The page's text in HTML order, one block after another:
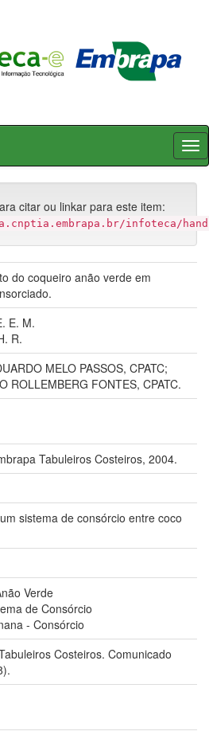
citar ou linkar para este item:
infoteca/
do coqueiro anão verde em
E. M.
R.
MELO PASSOS, CPATC;
ROLLEMBERG FONTES, CPATC.
Tabuleiros Costeiros, 2004.
sistema de consórcio entre coco
Verde
de Consórcio
- Consórcio
Costeiros. Comunicado